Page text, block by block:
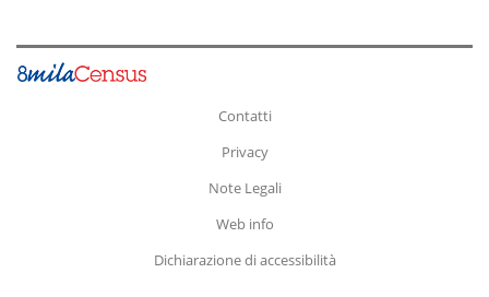
Contatti
Privacy
Note Legali
Web info
Dichiarazione di accessibilità